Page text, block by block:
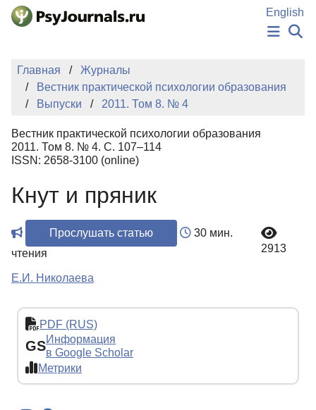
Перейти к основному содержанию
English
НОВОСТИ
ИЗДАНИЯ
АВТОРЫ
БАЗА ЗНАНИЙ
КЛЮЧЕВЫЕ СЛОВА
Регистрация
Главная
Журналы
Вестник практической психологии образования
Выпуски
2011. Том 8. № 4
Вестник практической психологии образования
2011. Том 8. № 4. С. 107–114
ISSN: 2658-3100 (online)
Кнут и пряник
Прослушать статью
30 мин.
чтения
2913
Е.И. Николаева
PDF (RUS)
GSИнформация
в Google Scholar
Метрики